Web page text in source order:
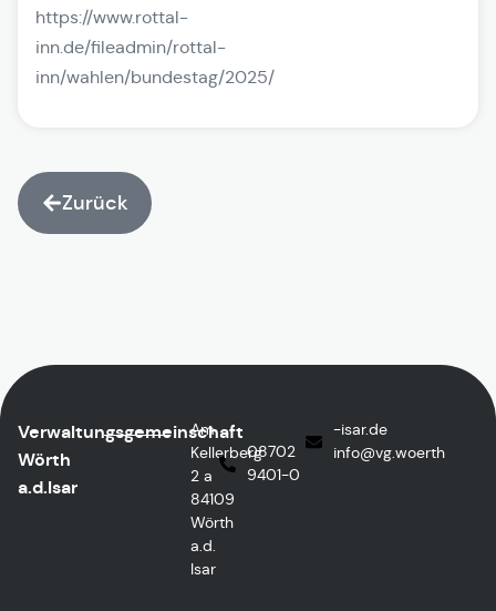
https://www.rottal-
inn.de/fileadmin/rottal-
inn/wahlen/bundestag/2025/
Zurück
Verwaltungsgemeinschaft
Wörth
a.d.Isar
Am
Kellerberg
2 a
84109
Wörth
a.d.
Isar
08702
9401-0
ed.rasi-
htreow.gv
@ofni